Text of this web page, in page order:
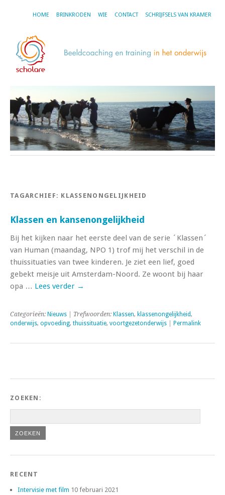
HOME BRINKRODEN WIE CONTACT SCHRIJFSELS VAN KRAMER
TAGARCHIEF: KLASSENONGELIJKHEID
Klassen en kansenongelijkheid
Bij het kijken naar het eerste deel van de serie ´Klassen´
van Human (maandag, NPO 1) trof mij het verschil in de
thuissituaties van twee kinderen. Je ziet een lief, goed
gebekt meisje uit Amsterdam-Noord. Ze woont bij haar
opa … Lees verder →
Categorieën: Nieuws | Trefwoorden: Klassen, klassenongelijkheid,
onderwijs, opvoeding, thuissituatie, voortgezetonderwijs Permalink
ZOEKEN:
RECENT
Intervisie met film 10 februari 2021